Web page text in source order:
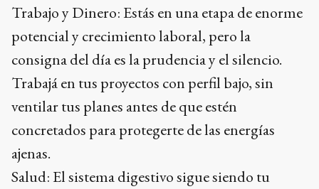
Trabajo y Dinero: Estás en una etapa de enorme
potencial y crecimiento laboral, pero la
consigna del día es la prudencia y el silencio.
Trabajá en tus proyectos con perfil bajo, sin
ventilar tus planes antes de que estén
concretados para protegerte de las energías
ajenas.
Salud: El sistema digestivo sigue siendo tu